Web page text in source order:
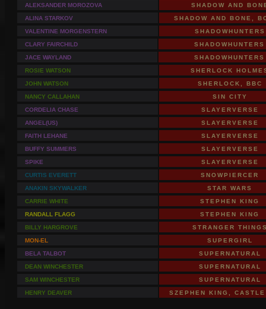
ALEKSANDER MOROZOVA
SHADOW AND
ALINA STARKOV
SHADOW AND BONE,
VALENTINE MORGENSTERN
SHADOWHUNTERS
CLARY FAIRCHILD
SHADOWHUNTERS
JACE WAYLAND
SHADOWHUNTERS
ROSIE WATSON
SHERLOCK
JOHN WATSON
SHERLOCK, BBC
NANCY CALLAHAN
SIN CITY
CORDELIA CHASE
SLAYERVERSE
ANGEL(US)
SLAYERVERSE
FAITH LEHANE
SLAYERVERSE
BUFFY SUMMERS
SLAYERVERSE
SPIKE
SLAYERVERSE
CURTIS EVERETT
SNOWPIERCER
ANAKIN SKYWALKER
STAR WARS
CARRIE WHITE
STEPHEN KING
RANDALL FLAGG
STEPHEN KING
BILLY HARGROVE
STRANGER
MON-EL
SUPERGIRL
BELA TALBOT
SUPERNATURAL
DEAN WINCHESTER
SUPERNATURAL
SAM WINCHESTER
SUPERNATURAL
HENRY DEAVER
SZEPHEN KING,